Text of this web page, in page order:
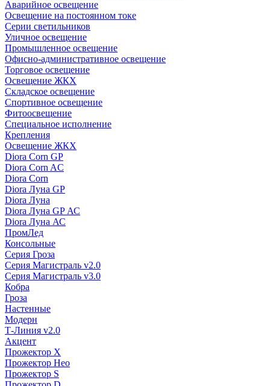
Аварийное освещение
Освещение на постоянном токе
Серии светильников
Уличное освещение
Промышленное освещение
Офисно-административное освещение
Торговое освещение
Освещение ЖКХ
Складское освещение
Спортивное освещение
Фитоосвещение
Специальное исполнение
Крепления
Освещение ЖКХ
Diora Corn GP
Diora Corn AC
Diora Corn
Diora Луна GP
Diora Луна
Diora Луна GP АС
Diora Луна АС
ПромЛед
Консольные
Серия Гроза
Серия Магистраль v2.0
Серия Магистраль v3.0
Кобра
Гроза
Настенные
Модерн
Т-Линия v2.0
Акцент
Прожектор X
Прожектор Нео
Прожектор S